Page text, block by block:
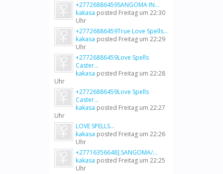
+27726886459SANGOMA IN...
kakasa posted Freitag um 22:30
Uhr
+27726886459True Love Spells...
kakasa posted Freitag um 22:29
Uhr
+27726886459Love Spells
Caster...
kakasa posted Freitag um 22:28
Uhr
+27726886459Love Spells
Caster...
kakasa posted Freitag um 22:27
Uhr
LOVE SPELLS...
kakasa posted Freitag um 22:26
Uhr
+27716356648].SANGOMA/...
kakasa posted Freitag um 22:25
Uhr